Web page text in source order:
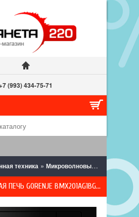
(993) 434-75-71
техника » Микроволновые печи »
МИКРОВОЛНОВАЯ ПЕЧЬ GORENJE BMX201AG1BG, ЧЁРНАЯ, ВСТРАИВАЕМАЯ, 20 Л, 800 ВТ